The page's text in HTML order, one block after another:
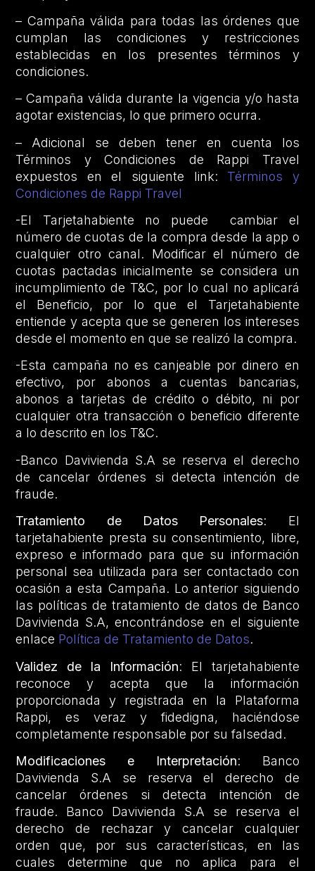
– Campaña válida para todas las órdenes que
cumplan las condiciones y restricciones
establecidas en los presentes términos y
condiciones.
– Campaña válida durante la vigencia y/o hasta
agotar existencias, lo que primero ocurra.
– Adicional se deben tener en cuenta los
Términos y Condiciones de Rappi Travel
expuestos en el siguiente link: Términos y
Condiciones de Rappi Travel
-El Tarjetahabiente no puede cambiar el
número de cuotas de la compra desde la app o
cualquier otro canal. Modificar el número de
cuotas pactadas inicialmente se considera un
incumplimiento de T&C, por lo cual no aplicará
el Beneficio, por lo que el Tarjetahabiente
entiende y acepta que se generen los intereses
desde el momento en que se realizó la compra.
-Esta campaña no es canjeable por dinero en
efectivo, por abonos a cuentas bancarias,
abonos a tarjetas de crédito o débito, ni por
cualquier otra transacción o beneficio diferente
a lo descrito en los T&C.
-Banco Davivienda S.A se reserva el derecho
de cancelar órdenes si detecta intención de
fraude.
Tratamiento de Datos Personales: El
tarjetahabiente presta su consentimiento, libre,
expreso e informado para que su información
personal sea utilizada para ser contactado con
ocasión a esta Campaña. Lo anterior siguiendo
las políticas de tratamiento de datos de Banco
Davivienda S.A, encontrándose en el siguiente
enlace Política de Tratamiento de Datos.
Validez de la Información: El tarjetahabiente
reconoce y acepta que la información
proporcionada y registrada en la Plataforma
Rappi, es veraz y fidedigna, haciéndose
completamente responsable por su falsedad.
Modificaciones e Interpretación: Banco
Davivienda S.A se reserva el derecho de
cancelar órdenes si detecta intención de
fraude. Banco Davivienda S.A se reserva el
derecho de rechazar y cancelar cualquier
orden que, por sus características, en las
cuales determine que no aplica para el